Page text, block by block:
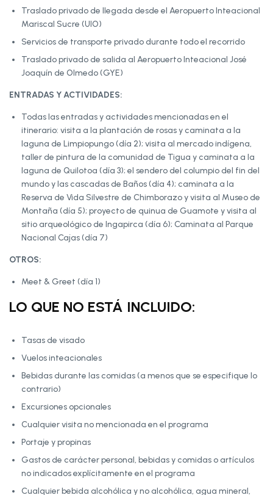
Traslado privado de llegada desde el Aeropuerto Inteacional
Mariscal Sucre (UIO)
Servicios de transporte privado durante todo el recorrido
Traslado privado de salida al Aeropuerto Inteacional José
Joaquín de Olmedo (GYE)
ENTRADAS Y ACTIVIDADES:
Todas las entradas y actividades mencionadas en el
itinerario: visita a la plantación de rosas y caminata a la
laguna de Limpiopungo (día 2); visita al mercado indígena,
taller de pintura de la comunidad de Tigua y caminata a la
laguna de Quilotoa (día 3); el sendero del columpio del fin del
mundo y las cascadas de Baños (día 4); caminata a la
Reserva de Vida Silvestre de Chimborazo y visita al Museo de
Montaña (día 5); proyecto de quinua de Guamote y visita al
sitio arqueológico de Ingapirca (día 6); Caminata al Parque
Nacional Cajas (día 7)
OTROS:
Meet & Greet (día 1)
LO QUE NO ESTÁ INCLUIDO:
Tasas de visado
Vuelos inteacionales
Bebidas durante las comidas (a menos que se especifique lo
contrario)
Excursiones opcionales
Cualquier visita no mencionada en el programa
Portaje y propinas
Gastos de carácter personal, bebidas y comidas o artículos
no indicados explícitamente en el programa
Cualquier bebida alcohólica y no alcohólica, agua mineral,